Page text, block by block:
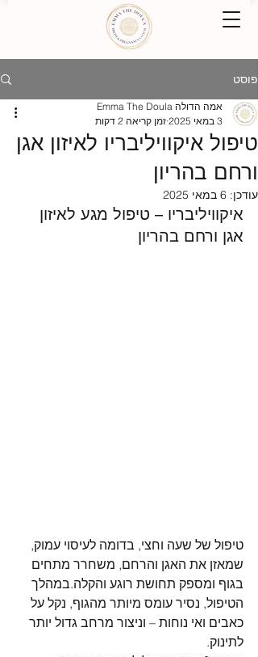
פוסט
טיפול איקוויליבריו לאיזון אגן
ורחם בהריון
אמה הדולה Emma The Doula
3 במאי 2025
זמן קריאה 2 דקות
עודכן: 6 במאי 2025
איקוויליבריו – טיפול מגע לאיזון
אגן ורחם בהריון
טיפול של שעה וחצי, בדומה לעיסוי עמוק,
שמאזן את האגן והרחם, משחרר מתחים
בגוף ומספק תחושת רוגע והקלה.במהלך
הטיפול, נסיר עומס מיותר מהגוף, נקל על
כאבים ואי נוחות – וניצור מרחב גדול יותר
לתינוק.